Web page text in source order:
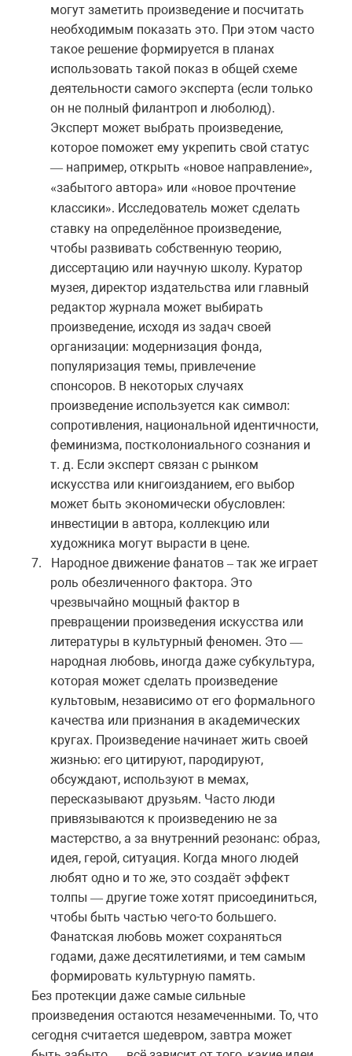
могут заметить произведение и посчитать
необходимым показать это. При этом часто
такое решение формируется в планах
использовать такой показ в общей схеме
деятельности самого эксперта (если только
он не полный филантроп и люболюд).
Эксперт может выбрать произведение,
которое поможет ему укрепить свой статус
— например, открыть «новое направление»,
«забытого автора» или «новое прочтение
классики». Исследователь может сделать
ставку на определённое произведение,
чтобы развивать собственную теорию,
диссертацию или научную школу. Куратор
музея, директор издательства или главный
редактор журнала может выбирать
произведение, исходя из задач своей
организации: модернизация фонда,
популяризация темы, привлечение
спонсоров. В некоторых случаях
произведение используется как символ:
сопротивления, национальной идентичности,
феминизма, постколониального сознания и
т. д. Если эксперт связан с рынком
искусства или книгоизданием, его выбор
может быть экономически обусловлен:
инвестиции в автора, коллекцию или
художника могут вырасти в цене.
7.
Народное движение фанатов – так же играет
роль обезличенного фактора. Это
чрезвычайно мощный фактор в
превращении произведения искусства или
литературы в культурный феномен. Это —
народная любовь, иногда даже субкультура,
которая может сделать произведение
культовым, независимо от его формального
качества или признания в академических
кругах. Произведение начинает жить своей
жизнью: его цитируют, пародируют,
обсуждают, используют в мемах,
пересказывают друзьям. Часто люди
привязываются к произведению не за
мастерство, а за внутренний резонанс: образ,
идея, герой, ситуация. Когда много людей
любят одно и то же, это создаёт эффект
толпы — другие тоже хотят присоединиться,
чтобы быть частью чего-то большего.
Фанатская любовь может сохраняться
годами, даже десятилетиями, и тем самым
формировать культурную память.
Без протекции даже самые сильные
произведения остаются незамеченными. То, что
сегодня считается шедевром, завтра может